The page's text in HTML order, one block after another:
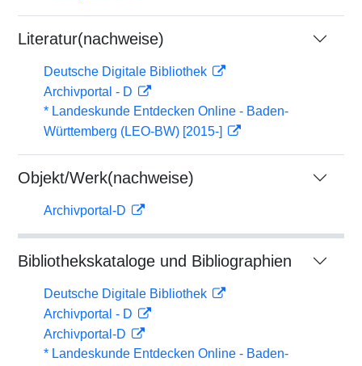
Literatur(nachweise)
Deutsche Digitale Bibliothek
Archivportal - D
* Landeskunde Entdecken Online - Baden-
Württemberg (LEO-BW) [2015-]
Objekt/Werk(nachweise)
Archivportal-D
Bibliothekskataloge und Bibliographien
Deutsche Digitale Bibliothek
Archivportal - D
Archivportal-D
* Landeskunde Entdecken Online - Baden-